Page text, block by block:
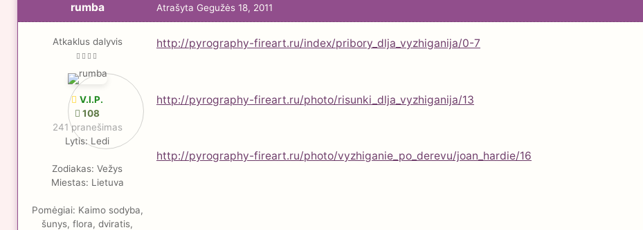
rumba
Atkaklus dalyvis
V.I.P.
108
241 pranešimas
Lytis: Ledi
Zodiakas: Vežys
Miestas: Lietuva
Pomėgiai: Kaimo sodyba,
šunys, flora, dviratis,
Atrašyta Gegužės 18, 2011
http://pyrography-fireart.ru/index/pribory_dlja_vyzhiganija/0-7
http://pyrography-fireart.ru/photo/risunki_dlja_vyzhiganija/13
http://pyrography-fireart.ru/photo/vyzhiganie_po_derevu/joan_hardie/16